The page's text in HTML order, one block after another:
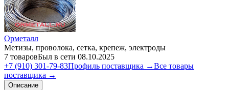
Орметалл
Метизы, проволока, сетка, крепеж, электроды
7 товаровБыл в сети 08.10.2025
+7 (910) 301-79-83Профиль поставщика →Все товары
поставщика →
Описание